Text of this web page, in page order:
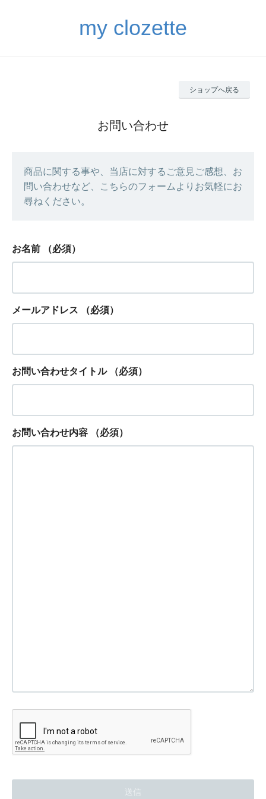
my clozette
ショップへ戻る
お問い合わせ
商品に関する事や、当店に対するご意見ご感想、お
問い合わせなど、こちらのフォームよりお気軽にお
尋ねください。
お名前 （必須）
メールアドレス （必須）
お問い合わせタイトル （必須）
お問い合わせ内容 （必須）